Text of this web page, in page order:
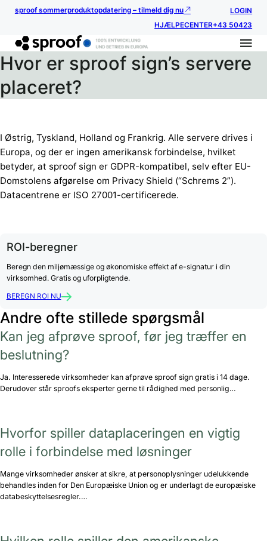
sproof sommerproduktopdatering – tilmeld dig nu
LOGIN
HJÆLPECENTER+43 50423
Hvor er sproof sign’s servere
placeret?
I Østrig, Tyskland, Holland og Frankrig. Alle servere drives i
Europa, og der er ingen amerikansk forbindelse, hvilket
betyder, at sproof sign er GDPR-kompatibel, selv efter EU-
Domstolens afgørelse om Privacy Shield (“Schrems 2”).
Datacentrene er ISO 27001-certificerede.
ROI-beregner
Beregn den miljømæssige og økonomiske effekt af e-signatur i din
virksomhed. Gratis og uforpligtende.
BEREGN ROI NU
Andre ofte stillede spørgsmål
Kan jeg afprøve sproof, før jeg træffer en
beslutning?
Ja. Interesserede virksomheder kan afprøve sproof sign gratis i 14 dage.
Derudover står sproofs eksperter gerne til rådighed med personlig…
Hvorfor spiller dataplaceringen en vigtig
rolle i forbindelse med løsninger
Mange virksomheder ønsker at sikre, at personoplysninger udelukkende
behandles inden for Den Europæiske Union og er underlagt de europæiske
databeskyttelsesregler.…